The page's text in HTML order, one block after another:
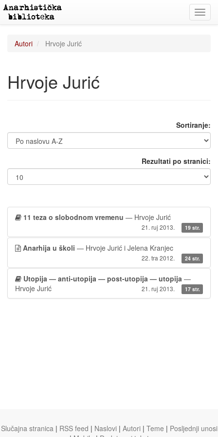
Autori Hrvoje Jurić
Hrvoje Jurić
Sortiranje:
Rezultati po stranici:
11 teza o slobodnom vremenu — Hrvoje Jurić
21. ruj 2013. 19 str.
Anarhija u školi — Hrvoje Jurić i Jelena Kranjec
22. tra 2012. 24 str.
Utopija — anti-utopija — post-utopija — utopija —
Hrvoje Jurić
21. ruj 2013. 17 str.
Slučajna stranica | RSS feed | Naslovi | Autori | Teme | Posljednji unosi